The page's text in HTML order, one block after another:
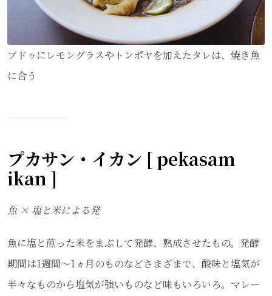
ブドゥにレモングラスやトンポヤを加えたタレは、焼き魚
に合う
プカサン・イカン [ pekasam
ikan ]
魚 × 塩と米による発
魚に塩と煎った米をまぶして発酵、熟成させたもの。発酵
期間は1週間～1ヵ月のものなどさまざまで、酸味と塩気が
半々なものから塩気が強いものなど味もいろいろ。マレー